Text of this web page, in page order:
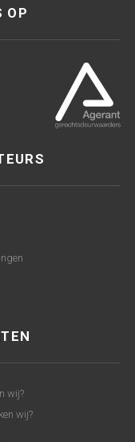
OP
wij?
wij?